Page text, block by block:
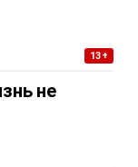
13+
не